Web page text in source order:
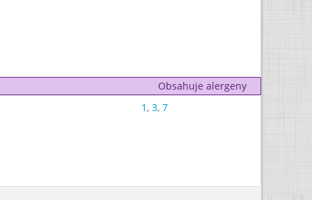
Obsahuje alergeny
1, 3, 7